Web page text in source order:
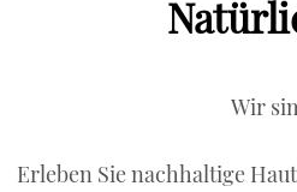
Wir
Erleben Sie nachhaltige